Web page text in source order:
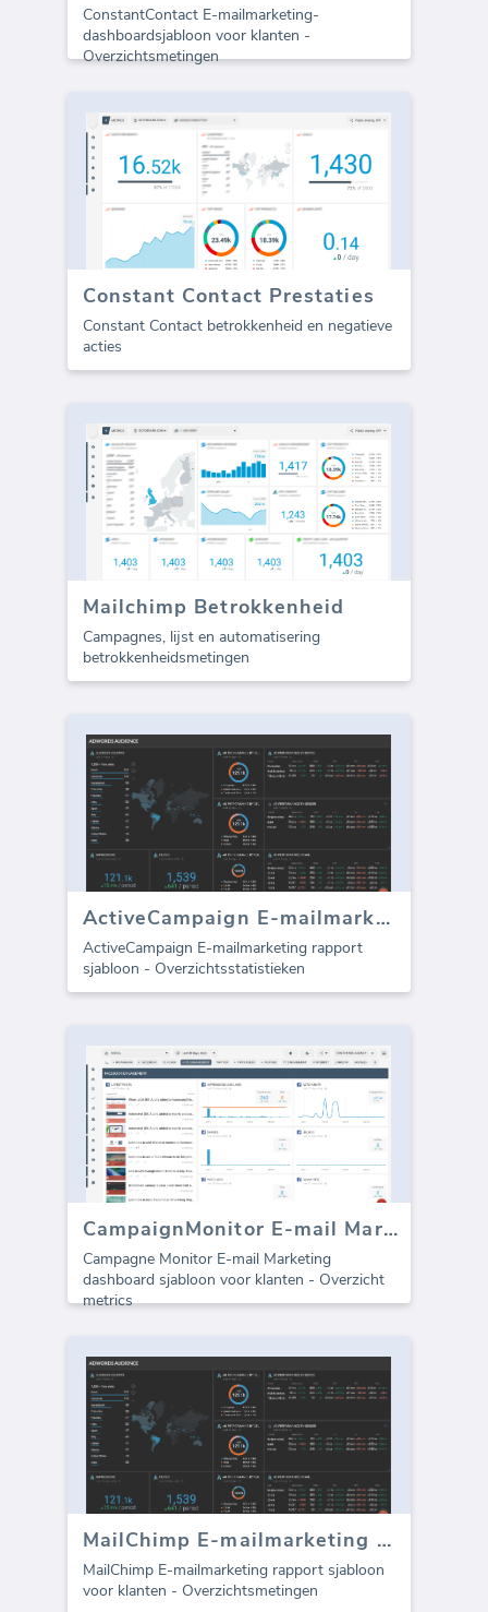
ConstantContact E-mailmarketing-
dashboardsjabloon voor klanten -
Overzichtsmetingen
Constant Contact Prestaties
Constant Contact betrokkenheid en negatieve
acties
Mailchimp Betrokkenheid
Campagnes, lijst en automatisering
betrokkenheidsmetingen
ActiveCampaign E-mailmarketing sjabloon (Rapport)
ActiveCampaign E-mailmarketing rapport
sjabloon - Overzichtsstatistieken
CampaignMonitor E-mail Marketing dashboard
Campagne Monitor E-mail Marketing
dashboard sjabloon voor klanten - Overzicht
metrics
MailChimp E-mailmarketing sjabloon voor bureaus (Rapport)
MailChimp E-mailmarketing rapport sjabloon
voor klanten - Overzichtsmetingen